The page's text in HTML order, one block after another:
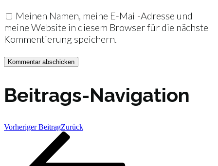
Meinen Namen, meine E-Mail-Adresse und
meine Website in diesem Browser für die nächste
Kommentierung speichern.
Beitrags-Navigation
Vorheriger BeitragZurück